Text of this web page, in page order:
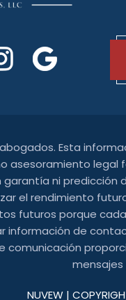
Esta
asesoramiento legal
garantía ni predicción
el rendimiento
futuros porque
información de
mensajes
NUVEW|